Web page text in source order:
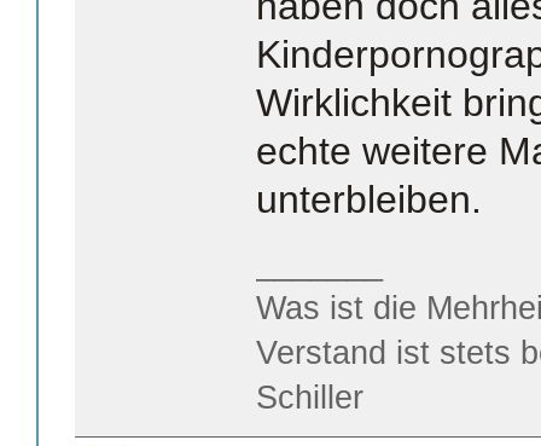
Wirklichkeit
echte weitere
unterbleiben.
Was ist die
Verstand ist stets
Schiller